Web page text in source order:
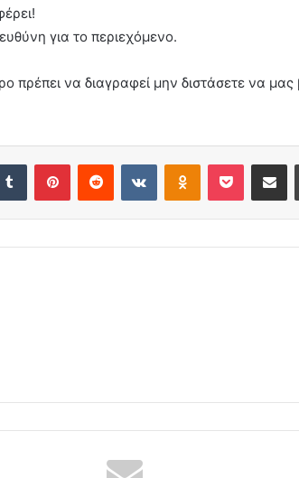
για το περιεχόμενο.
πρέπει να διαγραφεί μην διστάσετε να μας
Tumblr PinterestReddit VKontakteOdnoklassniki
Pocket